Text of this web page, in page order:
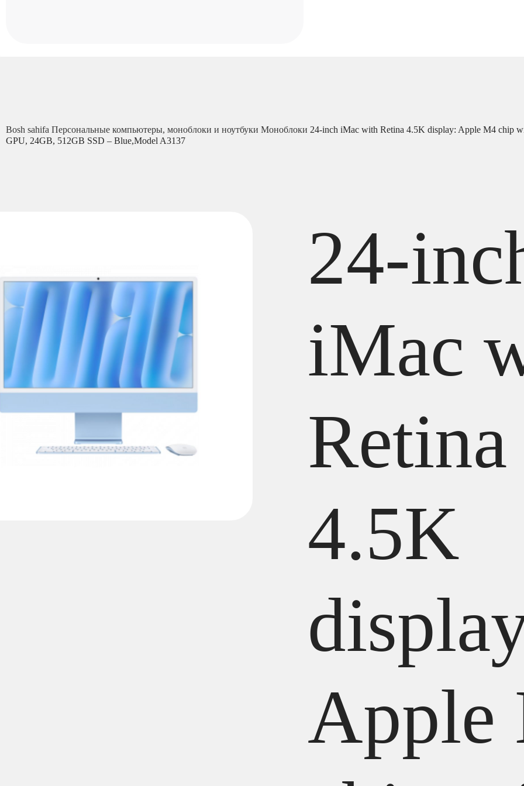
Bosh sahifa Персональные компьютеры, моноблоки и ноутбуки Моноблоки 24-inch iMac with Retina 4.5K display: Apple M4 chip
GPU, 24GB, 512GB SSD – Blue,Model A3137
24-
iMac
Retina
4.5K
Apple